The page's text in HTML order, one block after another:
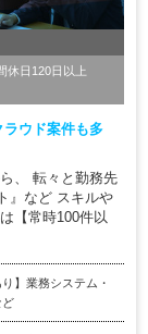
休日120日以上
ラウド案件も多
、 転々と勤務先
』など スキルや
【常時100件以
】業務システム・
ど